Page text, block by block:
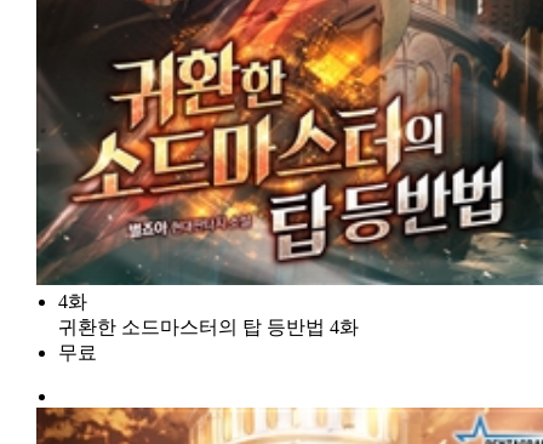
4화
귀환한 소드마스터의 탑 등반법 4화
무료